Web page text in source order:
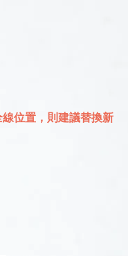
位置，則建議替換新